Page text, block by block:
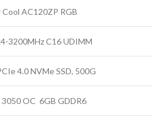
AC120ZP RGB
3200MHz C16 UDIMM
4.0 NVMe SSD, 500G
OC 6GB GDDR6